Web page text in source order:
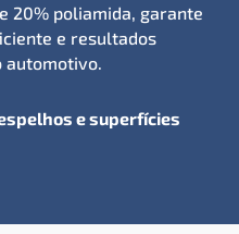
20% poliamida, garante
e resultados
e superfícies